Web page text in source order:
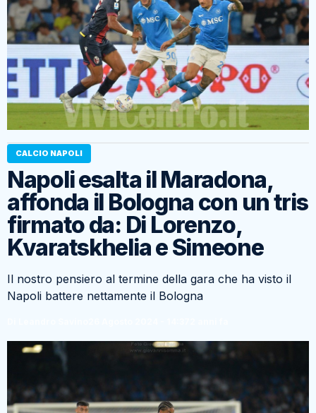
CALCIO NAPOLI
Napoli esalta il Maradona,
affonda il Bologna con un tris
firmato da: Di Lorenzo,
Kvaratskhelia e Simeone
Il nostro pensiero al termine della gara che ha visto il
Napoli battere nettamente il Bologna